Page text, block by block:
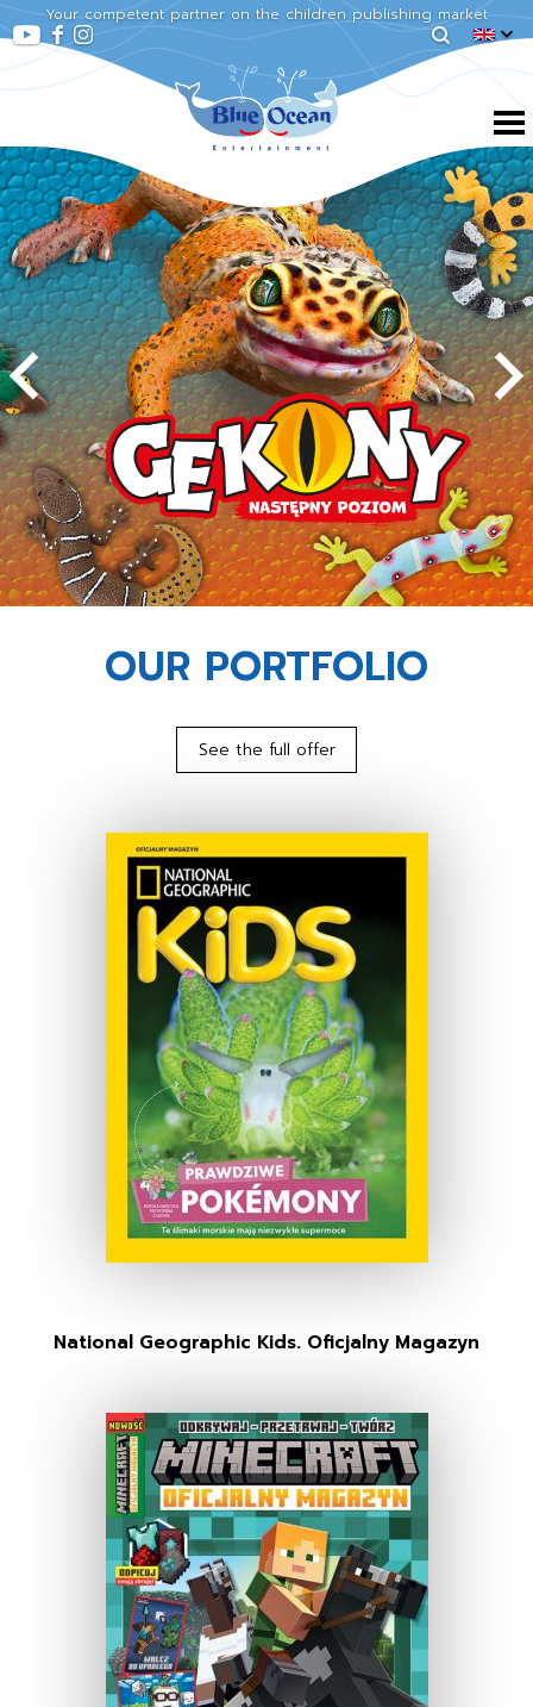
Your competent partner on the children publishing market
OUR PORTFOLIO
See the full offer
National Geographic Kids. Oficjalny Magazyn